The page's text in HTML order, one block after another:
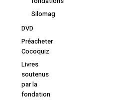
Silomag
DVD
Préacheter
Cocoquiz
Livres
soutenus
par la
fondation